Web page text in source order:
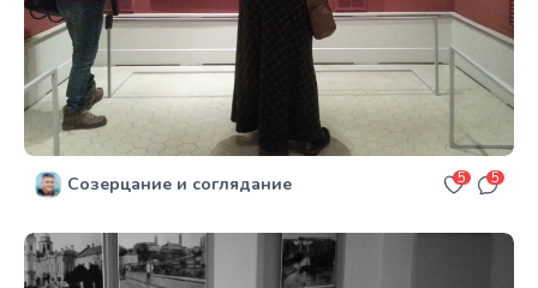
Созерцание и соглядание 5 5